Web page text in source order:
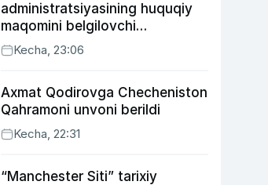
administratsiyasining huquqiy
maqomini belgilovchi
konstitutsiyaviy qonunni
ma’qulladi
Kecha, 23:06
Axmat Qodirovga Checheniston
Qahramoni unvoni berildi
Kecha, 22:31
“Manchester Siti” tarixiy